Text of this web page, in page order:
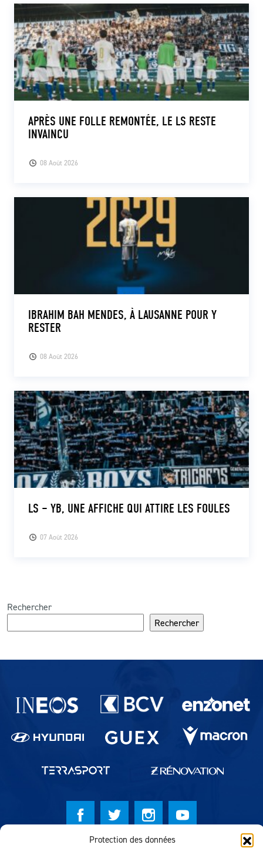
Protection des données
08 Août 2026
APRÈS UNE FOLLE REMONTÉE, LE LS RESTE
INVAINCU
08 Août 2026
IBRAHIM BAH MENDES, À LAUSANNE POUR Y
RESTER
07 Août 2026
LS – YB, UNE AFFICHE QUI ATTIRE LES FOULES
Rechercher
Rechercher
Partenaires du lausanne-Sport